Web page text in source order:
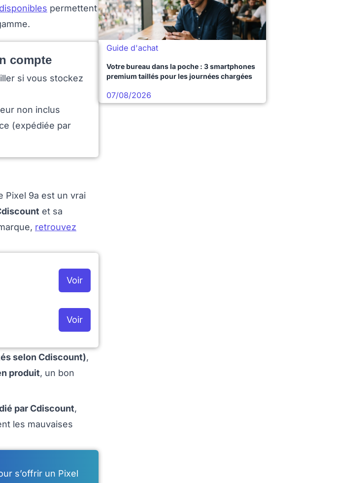
permettent
compte
si vous stockez
non inclus
(expédiée par
Pixel 9a est un vrai
et sa
retrouvez
Voir
Voir
selon Cdiscount),
produit, un bon
par Cdiscount,
les mauvaises
s’offrir un Pixel
Guide d'achat
Votre bureau dans la poche : 3 smartphones
premium taillés pour les journées chargées
07/08/2026